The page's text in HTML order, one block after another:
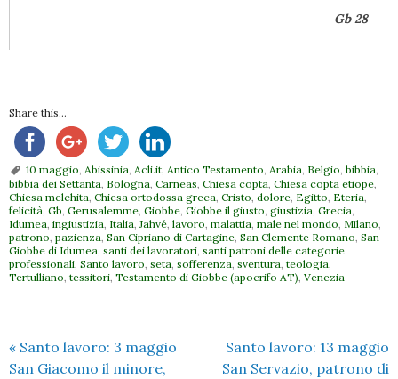
Gb 28
Share this...
10 maggio, Abissinia, Acli.it, Antico Testamento, Arabia, Belgio, bibbia,
bibbia dei Settanta, Bologna, Carneas, Chiesa copta, Chiesa copta etiope,
Chiesa melchita, Chiesa ortodossa greca, Cristo, dolore, Egitto, Eteria,
felicità, Gb, Gerusalemme, Giobbe, Giobbe il giusto, giustizia, Grecia,
Idumea, ingiustizia, Italia,Jahvé, lavoro, malattia, male nel mondo, Milano,
patrono, pazienza, San Cipriano di Cartagine, San Clemente Romano, San
Giobbe di Idumea, santi dei lavoratori, santi patroni delle categorie
professionali, Santo lavoro, seta, sofferenza, sventura, teologia,
Tertulliano, tessitori, Testamento di Giobbe (apocrifo AT), Venezia
« Santo lavoro: 3 maggio
San Giacomo il minore,
Santo lavoro: 13 maggio
San Servazio, patrono di